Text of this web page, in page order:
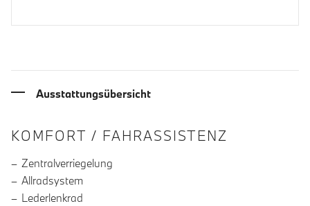
Ausstattungsübersicht
INFORMATIONEN ÜBER DIE
KOMFORT / FAHRASSISTENZ
Zentralverriegelung
Allradsystem
Lederlenkrad